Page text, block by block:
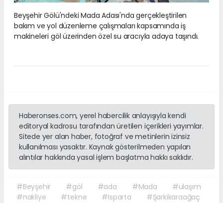
Beyşehir Gölü'ndeki Mada Adası'nda gerçekleştirilen
bakım ve yol düzenleme çalışmaları kapsamında iş
makineleri göl üzerinden özel su aracıyla adaya taşındı.
Haberonses.com, yerel habercilik anlayışıyla kendi
editoryal kadrosu tarafından üretilen içerikleri yayımlar.
Sitede yer alan haber, fotoğraf ve metinlerin izinsiz
kullanılması yasaktır. Kaynak gösterilmeden yapılan
alıntılar hakkında yasal işlem başlatma hakkı saklıdır.
#Beyşehir #göl #ada #Mada
#ulaşım
#nakliye
#tekne #Isparta
#Şarkikaraağaç